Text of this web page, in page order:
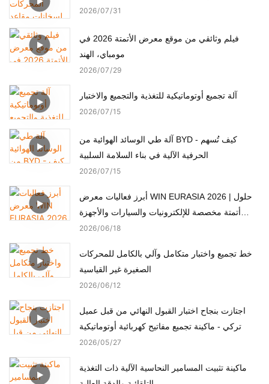
2026 07 31
فيلم وثائقي من موقع معرض الأتمتة 2026 في
مومباي، الهند
2026 07 29
آلة تجميع أوتوماتيكية للتغذية والتجميع والاختبار
2026 07 15
آلة طي الوسائد الهوائية من BYD - كيف تُسهم
الحرفية الآلية في بناء السلامة السلبية
2026 07 15
أبرز فعاليات معرض WIN EURASIA 2026 | حلول
أتمتة مخصصة للإلكترونيات والسيارات والأجهزة
الطبية والمحركات
2026 06 18
خط تجميع واختبار متكامل وآلي بالكامل للمحركات
الصغيرة غير القياسية
2026 06 12
اجتازت بنجاح اختبار القبول النهائي من قبل عميل
تركي - ماكينة تجميع مفاتيح كهربائية أوتوماتيكية
2026 05 27
ماكينة تثبيت المسامير النحاسية الآلية ذات التغذية